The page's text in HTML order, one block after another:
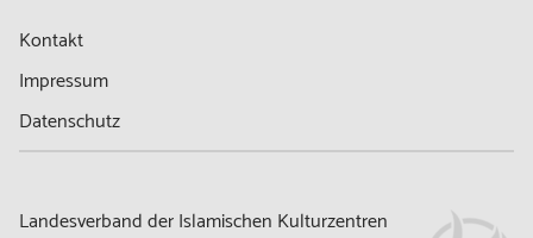
Kontakt
Impressum
Datenschutz
Landesverband der Islamischen Kulturzentren